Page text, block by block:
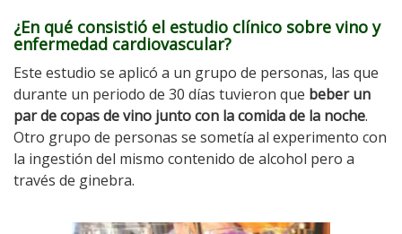
¿En qué consistió el estudio clínico sobre vino y
enfermedad cardiovascular?
Este estudio se aplicó a un grupo de personas, las que
durante un periodo de 30 días tuvieron que beber un
par de copas de vino junto con la comida de la noche.
Otro grupo de personas se sometía al experimento con
la ingestión del mismo contenido de alcohol pero a
través de ginebra.